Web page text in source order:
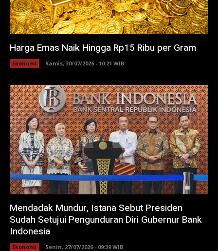
Harga Emas Naik Hingga Rp15 Ribu per Gram
Ekonomi Kamis, 30/07/2026 - 10:21 WIB
Mendadak Mundur, Istana Sebut Presiden
Sudah Setujui Pengunduran Diri Gubernur Bank
Indonesia
Ekonomi Senin, 27/07/2026 - 09:39 WIB